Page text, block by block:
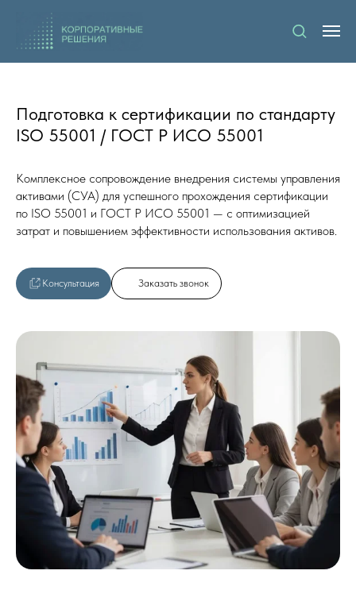
Подготовка к сертификации по стандарту
ISO 55001 / ГОСТ Р ИСО 55001
Комплексное сопровождение внедрения системы управления
активами (СУА) для успешного прохождения сертификации
по ISO 55001 и ГОСТ Р ИСО 55001 — с оптимизацией
затрат и повышением эффективности использования активов.
Консультация Заказать звонок